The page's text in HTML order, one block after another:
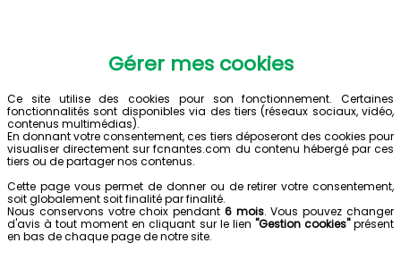
Gérer mes cookies
Ce site utilise des cookies pour son fonctionnement. Certaines
fonctionnalités sont disponibles via des tiers (réseaux sociaux, vidéo,
contenus multimédias).
En donnant votre consentement, ces tiers déposeront des cookies pour
visualiser directement sur fcnantes.com du contenu hébergé par ces
tiers ou de partager nos contenus.
Cette page vous permet de donner ou de retirer votre consentement,
soit globalement soit finalité par finalité.
Nous conservons votre choix pendant 6 mois. Vous pouvez changer
d'avis à tout moment en cliquant sur le lien "Gestion cookies"présent
en bas de chaque page de notre site.